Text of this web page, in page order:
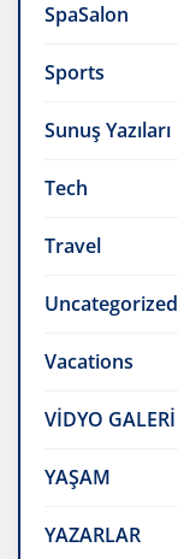
SpaSalon
Sports
Sunuş Yazıları
Tech
Travel
Uncategorized
Vacations
VİDYO GALERİ
YAŞAM
YAZARLAR